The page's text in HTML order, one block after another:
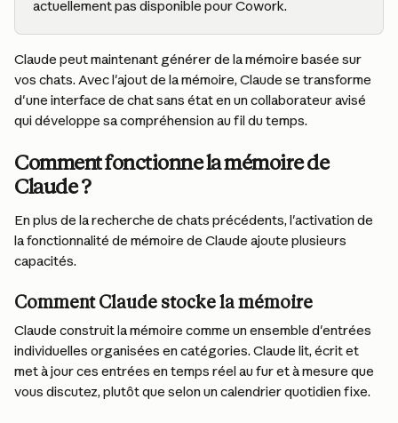
actuellement pas disponible pour Cowork.
Claude peut maintenant générer de la mémoire basée sur
vos chats. Avec l'ajout de la mémoire, Claude se transforme
d'une interface de chat sans état en un collaborateur avisé
qui développe sa compréhension au fil du temps.
Comment fonctionne la mémoire de
Claude ?
En plus de la recherche de chats précédents, l'activation de
la fonctionnalité de mémoire de Claude ajoute plusieurs
capacités.
Comment Claude stocke la mémoire
Claude construit la mémoire comme un ensemble d'entrées
individuelles organisées en catégories. Claude lit, écrit et
met à jour ces entrées en temps réel au fur et à mesure que
vous discutez, plutôt que selon un calendrier quotidien fixe.